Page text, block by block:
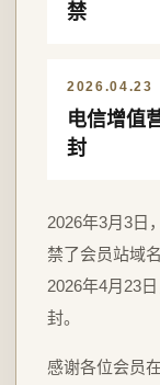
禁
2026.04.23
电信增值
封
2026年3月3日
禁了会员站域
2026年4月23
封。
感谢各位会员